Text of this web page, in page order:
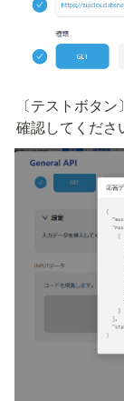
〔テストボタ
確認してくださ